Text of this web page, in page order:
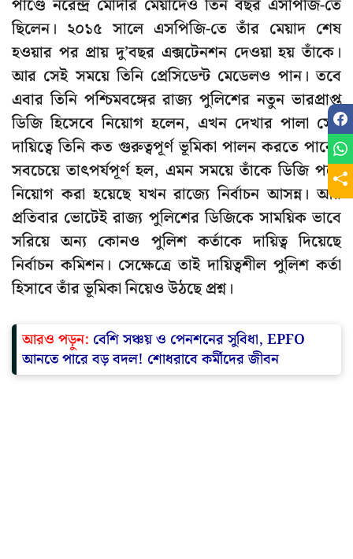
পাণ্ডে নরেন্দ্র মোদীর মেয়াদেও তিন বছর এসপিজি-তে
ছিলেন। ২০১৫ সালে এসপিজি-তে তাঁর মেয়াদ শেষ
হওয়ার পর প্রায় দু’বছর এক্সটেনশন দেওয়া হয় তাঁকে।
আর সেই সময়ে তিনি প্রেসিডেন্ট মেডেলও পান। তবে
এবার তিনি পশ্চিমবঙ্গের রাজ্য পুলিশের নতুন ভারপ্রাপ্ত
ডিজি হিসেবে নিয়োগ হলেন, এখন দেখার পালা সেই
দায়িত্বে তিনি কত গুরুত্বপূর্ণ ভূমিকা পালন করতে পারে।
সবচেয়ে তাৎপর্যপূর্ণ হল, এমন সময়ে তাঁকে ডিজি পদে
নিয়োগ করা হয়েছে যখন রাজ্যে নির্বাচন আসন্ন। আর
প্রতিবার ভোটেই রাজ্য পুলিশের ডিজিকে সাময়িক ভাবে
সরিয়ে অন্য কোনও পুলিশ কর্তাকে দায়িত্ব দিয়েছে
নির্বাচন কমিশন। সেক্ষেত্রে তাই দায়িত্বশীল পুলিশ কর্তা
হিসাবে তাঁর ভূমিকা নিয়েও উঠছে প্রশ্ন।
আরও পড়ুন: বেশি সঞ্চয় ও পেনশনের সুবিধা, EPFO
আনতে পারে বড় বদল! শোধরাবে কর্মীদের জীবন